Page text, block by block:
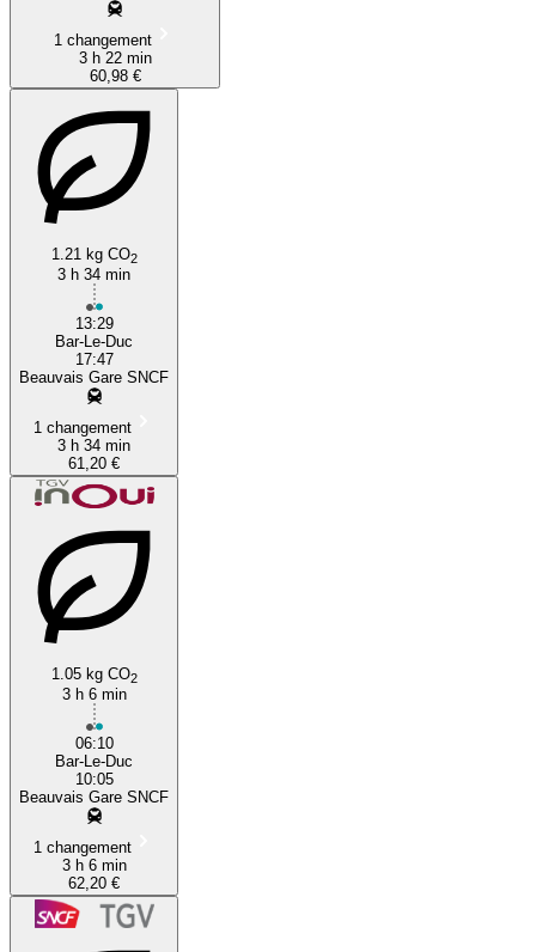
1 changement
3 h 22 min
60,98 €
1.21 kg CO2
3 h 34 min
13:29
Bar-Le-Duc
17:47
Beauvais Gare SNCF
1 changement
3 h 34 min
61,20 €
1.05 kg CO2
3 h 6 min
06:10
Bar-Le-Duc
10:05
Beauvais Gare SNCF
1 changement
3 h 6 min
62,20 €